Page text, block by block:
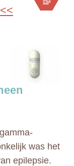
was het
epilepsie.